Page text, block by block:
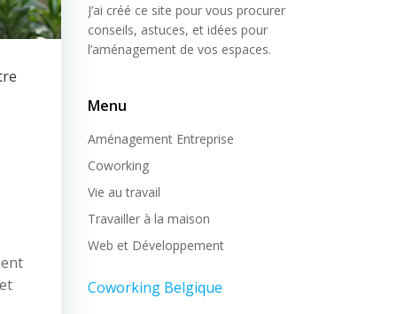
J’ai créé ce site pour vous procurer
conseils, astuces, et idées pour
l’aménagement de vos espaces.
Menu
Aménagement Entreprise
Coworking
Vie au travail
Travailler à la maison
Web et Développement
Coworking Belgique